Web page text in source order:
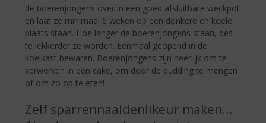
de boerenjongens over in een goed afsluitbare weckpot
en laat ze minimaal 6 weken op een donkere en koele
plaats staan. Hoe langer de boerenjongens staan, des
te lekkerder ze worden. Eenmaal geopend in de
koelkast bewaren. Boerenjongens zijn heerlijk om te
verwerken in een cake, om door de pudding te mengen
of om zo op te eten!
Zelf sparrennaaldenlikeur maken…